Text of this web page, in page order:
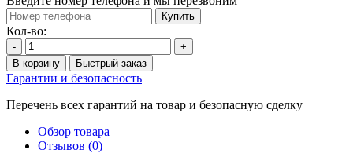
Купить
Кол-во:
-
+
В корзину
Быстрый заказ
Гарантии и безопасность
Перечень всех гарантий на товар и безопасную сделку
Обзор товара
Отзывов (0)